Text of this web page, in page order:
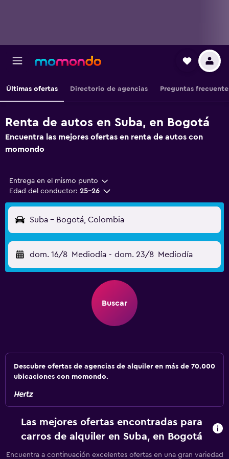
Últimas ofertas Directorio de agencias Preguntas
Renta de autos en Suba, en Bogotá
Encuentra las mejores ofertas en renta de autos con
momondo
Entrega en el mismo punto
Edad del conductor: 25-26
Suba - Bogotá, Colombia
dom. 16/8 Mediodía - dom. 23/8 Mediodía
Buscar
Descubre ofertas de agencias de alquiler en más de 70.000
ubicaciones con momondo.
Las mejores ofertas encontradas para
carros de alquiler en Suba, en Bogotá
Encuentra a continuación excelentes ofertas en una gran variedad